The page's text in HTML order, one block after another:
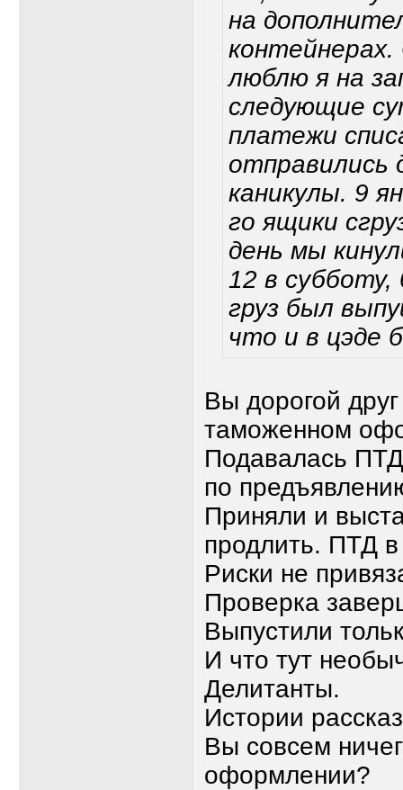
на
люблю я на
следующие
платежи
отправились
каникулы. 9
го ящики
день мы
12 в субботу,
груз был
что и в цэде
Вы дорогой
таможенном
Подавалась
по
Приняли и
продлить. ПТД
Риски не
Проверка
Выпустили
И что тут
Делитанты.
Истории
Вы совсем
оформлении?